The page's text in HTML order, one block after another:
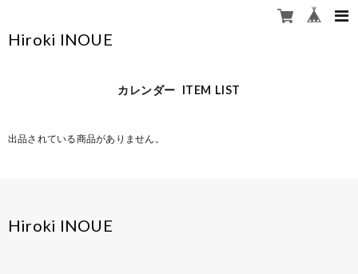
Hiroki INOUE
カレンダー ITEM LIST
出品されている商品がありません。
Hiroki INOUE